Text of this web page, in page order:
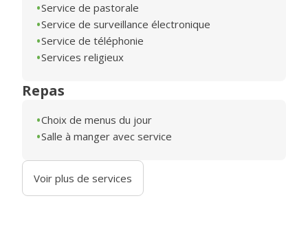
Service de pastorale
Service de surveillance électronique
Service de téléphonie
Services religieux
Repas
Choix de menus du jour
Salle à manger avec service
Voir plus de services